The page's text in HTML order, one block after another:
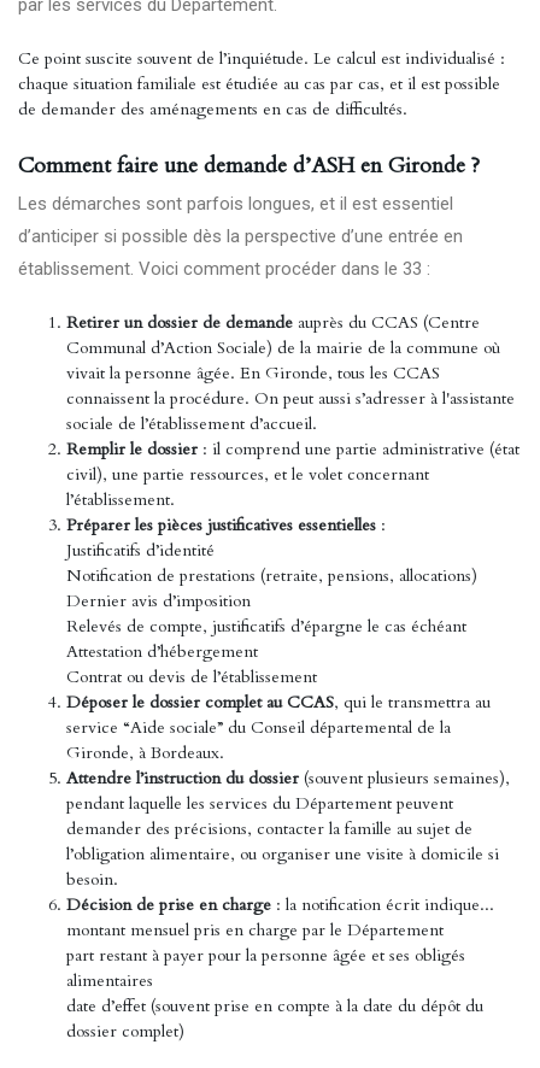
par les services du Département.
Ce point suscite souvent de l’inquiétude. Le calcul est individualisé :
chaque situation familiale est étudiée au cas par cas, et il est possible
de demander des aménagements en cas de difficultés.
Comment faire une demande d’ASH en Gironde ?
Les démarches sont parfois longues, et il est essentiel
d’anticiper si possible dès la perspective d’une entrée en
établissement. Voici comment procéder dans le 33 :
Retirer un dossier de demande auprès du CCAS (Centre
Communal d’Action Sociale) de la mairie de la commune où
vivait la personne âgée. En Gironde, tous les CCAS
connaissent la procédure. On peut aussi s’adresser à l'assistante
sociale de l’établissement d’accueil.
Remplir le dossier : il comprend une partie administrative (état
civil), une partie ressources, et le volet concernant
l’établissement.
Préparer les pièces justificatives essentielles :
Justificatifs d’identité
Notification de prestations (retraite, pensions, allocations)
Dernier avis d’imposition
Relevés de compte, justificatifs d’épargne le cas échéant
Attestation d’hébergement
Contrat ou devis de l’établissement
Déposer le dossier complet au CCAS, qui le transmettra au
service “Aide sociale” du Conseil départemental de la
Gironde, à Bordeaux.
Attendre l’instruction du dossier (souvent plusieurs semaines),
pendant laquelle les services du Département peuvent
demander des précisions, contacter la famille au sujet de
l’obligation alimentaire, ou organiser une visite à domicile si
besoin.
Décision de prise en charge : la notification écrit indique...
montant mensuel pris en charge par le Département
part restant à payer pour la personne âgée et ses obligés
alimentaires
date d’effet (souvent prise en compte à la date du dépôt du
dossier complet)